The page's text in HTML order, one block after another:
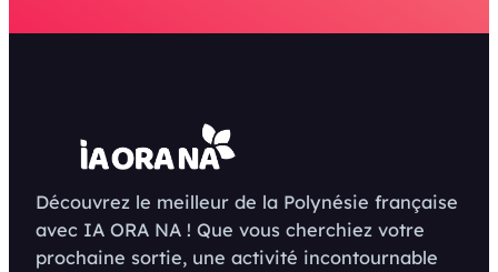
Découvrez le meilleur de la Polynésie française
avec IA ORA NA ! Que vous cherchiez votre
prochaine sortie, une activité incontournable